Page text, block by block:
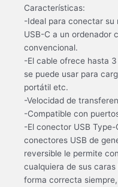
Características:
-Ideal para conectar
USB-C a un ordenador
convencional.
-El cable ofrece hasta
se puede usar para
portátil etc.
-Velocidad de
-Compatible con
-El conector USB
conectores USB de
reversible le permite
cualquiera de sus
forma correcta